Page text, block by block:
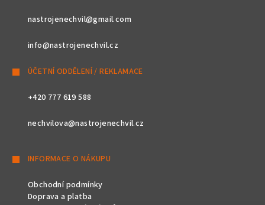
nastrojenechvil@gmail.com
info@nastrojenechvil.cz
ÚČETNÍ ODDĚLENÍ / REKLAMACE
+420 777 619 588
nechvilova@nastrojenechvil.cz
INFORMACE O NÁKUPU
Obchodní podmínky
Doprava a platba